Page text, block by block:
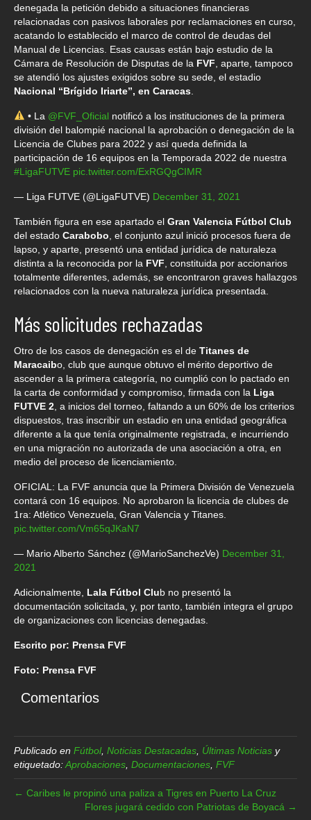
denegada la petición debido a situaciones financieras
relacionadas con pasivos laborales por reclamaciones en curso,
acatando lo establecido el marco de control de deudas del
Manual de Licencias. Esas causas están bajo estudio de la
Cámara de Resolución de Disputas de la FVF , aparte, tampoco
se atendió los ajustes exigidos sobre su sede, el estadio
Nacional “Brígido Iriarte”, en Caracas
• La @FVF_Oficialnotificó a los instituciones de la primera
división del balompié nacional la aprobación o denegación de la
Licencia de Clubes para 2022 y así queda definida la
participación de 16 equipos en la Temporada 2022 de nuestra
#LigaFUTVE pic.twitter.com/ExRGQgCIMR
— Liga FUTVE (@LigaFUTVE) December 31, 2021
También figura en ese apartado el Gran Valencia Fútbol Club
del estado Carabobo , el conjunto azul inició procesos fuera de
lapso, y aparte, presentó una entidad jurídica de naturaleza
distinta a la reconocida por la FVF , constituida por accionarios
totalmente diferentes, además, se encontraron graves hallazgos
relacionados con la nueva naturaleza jurídica presentada.
Más solicitudes rechazadas
Otro de los casos de denegación es el de Titanes de
Maracaibo, club que aunque obtuvo el mérito deportivo de
ascender a la primera categoría, no cumplió con lo pactado en
la carta de conformidad y compromiso, firmada con la Liga
FUTVE 2 , a inicios del torneo, faltando a un 60% de los criterios
dispuestos, tras inscribir un estadio en una entidad geográfica
diferente a la que tenía originalmente registrada, e incurriendo
en una migración no autorizada de una asociación a otra, en
medio del proceso de licenciamiento.
OFICIAL: La FVF anuncia que la Primera División de Venezuela
contará con 16 equipos. No aprobaron la licencia de clubes de
1ra: Atlético Venezuela, Gran Valencia y Titanes.
pic.twitter.com/Vm65qJKaN7
— Mario Alberto Sánchez (@MarioSanchezVe) December 31,
2021
Adicionalmente, Lala Fútbol Club no presentó la
documentación solicitada, y, por tanto, también integra el grupo
de organizaciones con licencias denegadas.
Escrito por: Prensa FVF
Foto: Prensa FVF
Comentarios
Publicado en Fútbol, Noticias Destacadas Últimas Noticias y
etiquetado:Aprobaciones Documentaciones FVF
← Caribes le propinó una paliza a Tigres en Puerto La Cruz
Flores jugará cedido con Patriotas de Boyacá →